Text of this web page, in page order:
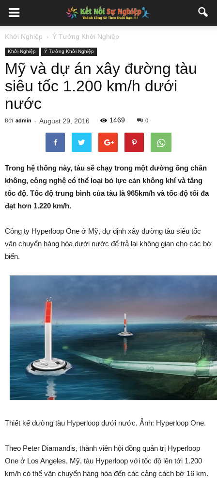
Khởi Nghiệp Ý Tưởng Khởi Nghiệp
Khởi Nghiệp Ý Tưởng Khởi Nghiệp
Mỹ và dự án xây đường tàu
siêu tốc 1.200 km/h dưới
nước
Bởi admin - August 29, 2016 1469 0
Trong hệ thống này, tàu sẽ chạy trong một đường ống chân
không, công nghệ có thể loại bỏ lực cản không khí và tăng
tốc độ. Tốc độ trung bình của tàu là 965km/h và tốc độ tối đa
đạt hơn 1.220 km/h.
Công ty Hyperloop One ở Mỹ, dự định xây đường tàu siêu tốc
vận chuyển hàng hóa dưới nước để trả lại không gian cho các bờ
biển.
Thiết kế đường tàu Hyperloop dưới nước. Ảnh: Hyperloop One.
Theo Peter Diamandis, thành viên hội đồng quản trị Hyperloop
One ở Los Angeles, Mỹ, tàu Hyperloop với tốc độ lên tới 1.200
km/h có thể vận chuyển hàng hóa đến các cảng cách bờ 16 km.